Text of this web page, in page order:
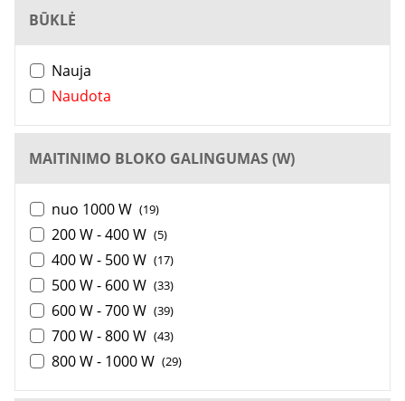
BŪKLĖ
Nauja
Naudota
MAITINIMO BLOKO GALINGUMAS (W)
nuo 1000 W (19)
200 W - 400 W (5)
400 W - 500 W (17)
500 W - 600 W (33)
600 W - 700 W (39)
700 W - 800 W (43)
800 W - 1000 W (29)